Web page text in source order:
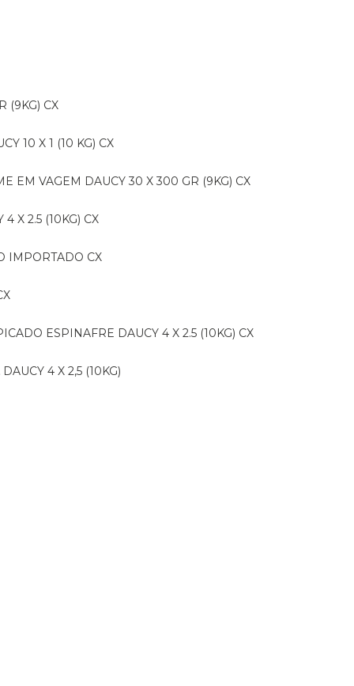
(9KG) CX
10 X 1 (10 KG) CX
EM VAGEM DAUCY 30 X 300 GR (9KG) CX
4 X 2.5 (10KG) CX
IMPORTADO CX
PICADO ESPINAFRE DAUCY 4 X 2.5 (10KG) CX
4 X 2,5 (10KG)